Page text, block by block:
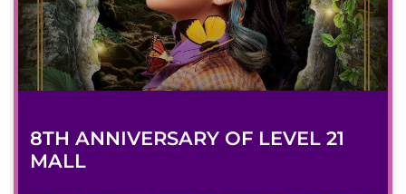
8TH ANNIVERSARY OF LEVEL 21
MALL